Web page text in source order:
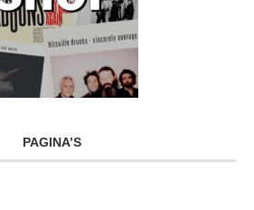
PAGINA’S